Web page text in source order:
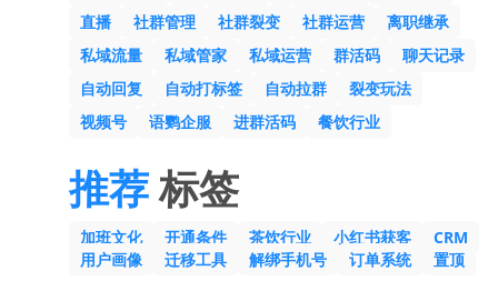
直播
社群管理 社群裂变 社群运营
离职继承
私域流量
私域管家 私域运营 群活码
聊天记录
自动回复
自动打标签 自动拉群
裂变玩法
视频号
语鹦企服 进群活码 餐饮行业
推荐标签
加班文化 开通条件 茶饮行业 小红书获客
CRM
用户画像
迁移工具 解绑手机号 订单系统 置顶